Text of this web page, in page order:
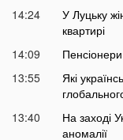
14:24
У Луцьку
квартирі
14:09
13:55
Які
13:40
На заході
аномалії